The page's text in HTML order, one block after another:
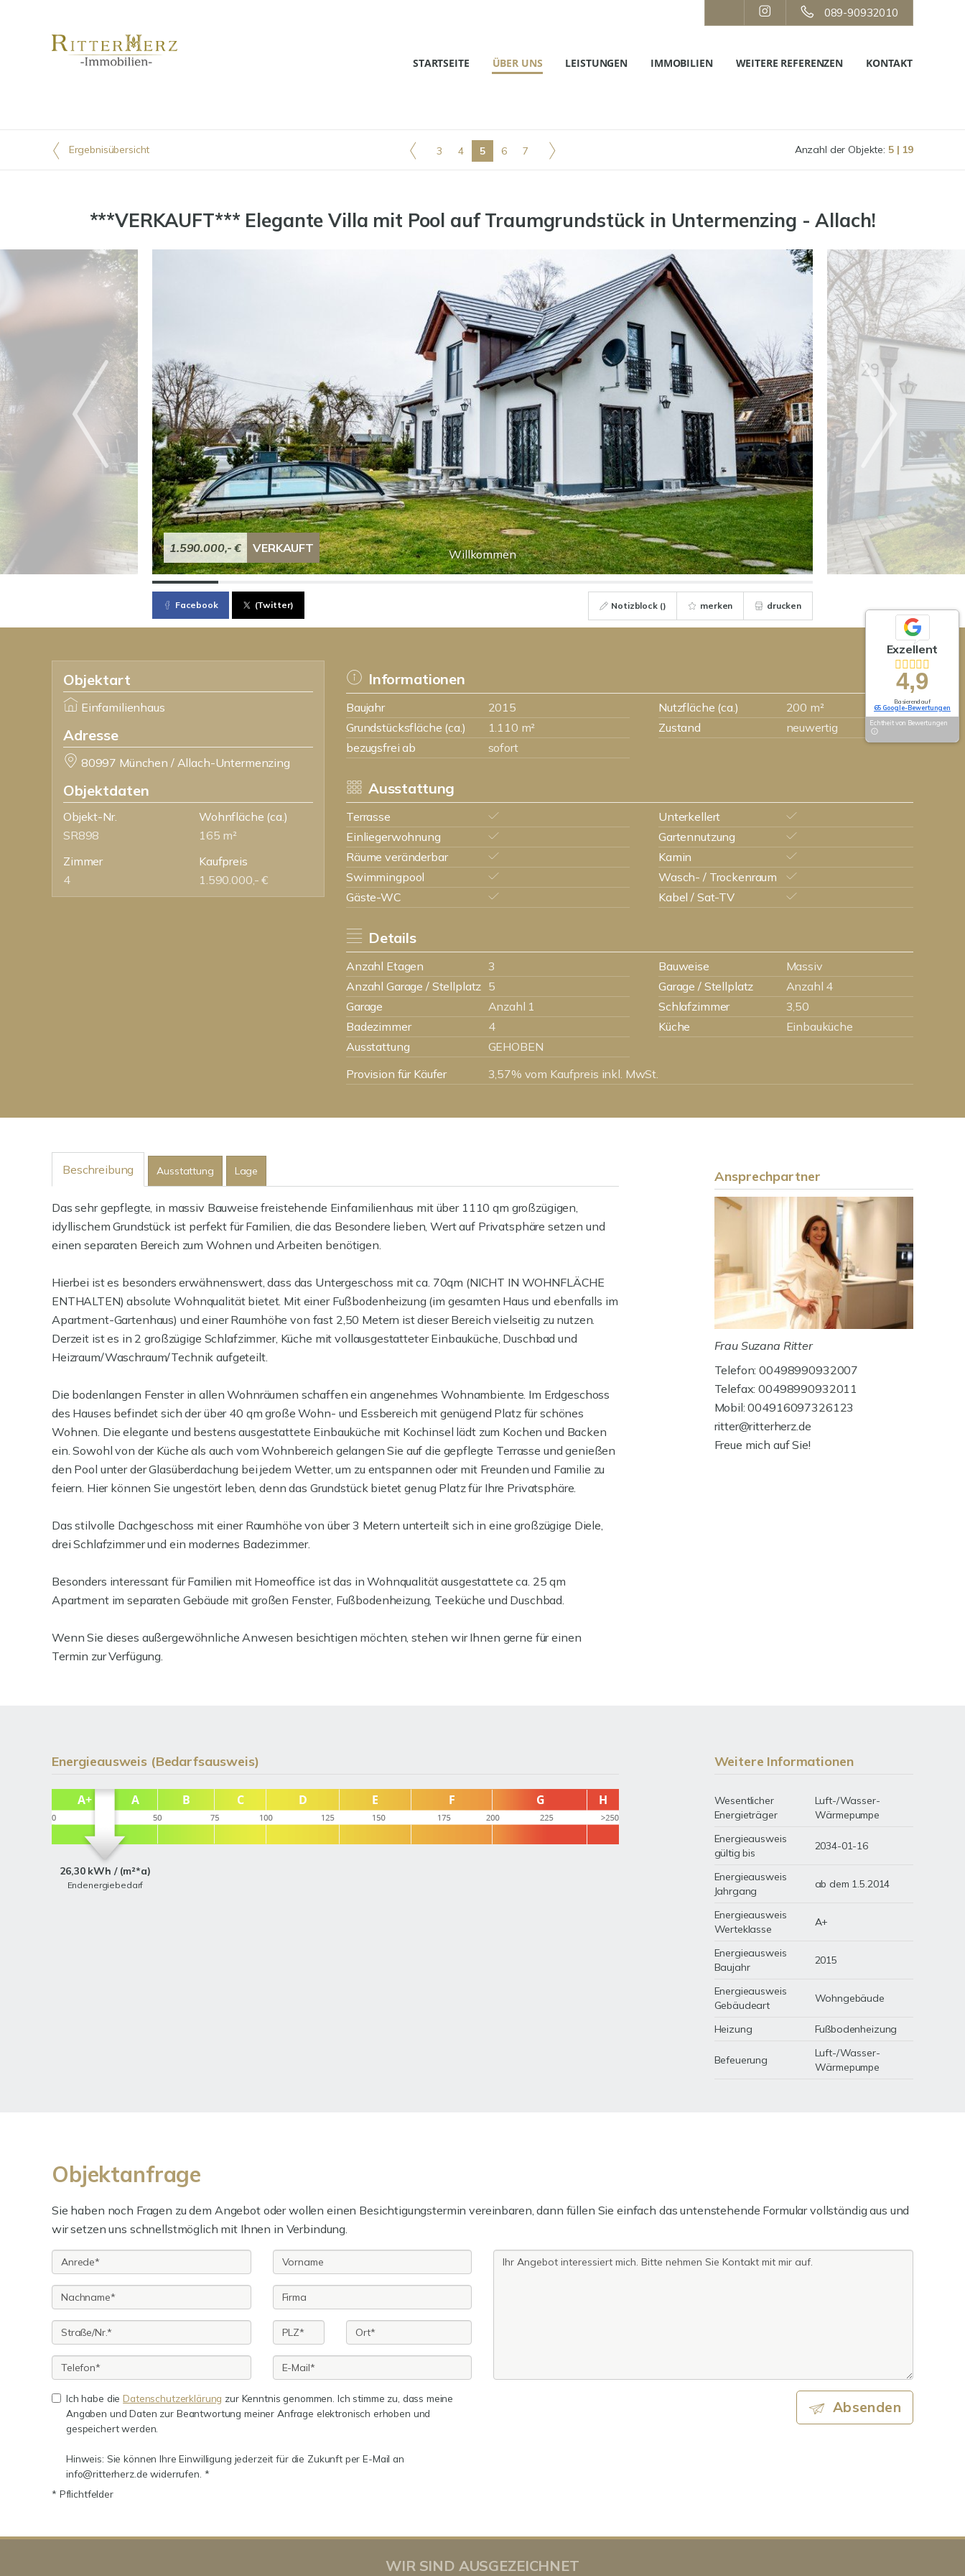
089-90932010
STARTSEITE ÜBER UNS LEISTUNGEN IMMOBILIEN WEITERE REFERENZEN KONTAKT
Ergebnisübersicht 3 4 5 6 7 Anzahl der Objekte: 5 | 19
***VERKAUFT*** Elegante Villa mit Pool auf Traumgrundstück in Untermenzing - Allach!
Willkommen
1.590.000,- € VERKAUFT
Facebook (Twitter) Notizblock () merken drucken
Objektart
Einfamilienhaus
Adresse
80997 München / Allach-Untermenzing
Objektdaten
Objekt-Nr.
SR898
Wohnfläche (ca.)
165 m²
Zimmer
4
Kaufpreis
1.590.000,- €
Informationen
Baujahr 2015 Nutzfläche (ca.)
200 m²
Grundstücksfläche (ca.)
1.110 m² Zustand
neuwertig
bezugsfrei ab
sofort
Ausstattung
Terrasse
Unterkellert
Einliegerwohnung
Gartennutzung
Räume veränderbar
Kamin
Swimmingpool
Wasch- / Trockenraum
Gäste-WC
Kabel / Sat-TV
Details
Anzahl Etagen 3 Bauweise
Massiv
Anzahl Garage / Stellplatz 5 Garage / Stellplatz
Anzahl 4
Garage
Anzahl 1 Schlafzimmer
3,50
Badezimmer
4 Küche
Einbauküche
Ausstattung
GEHOBEN
Provision für Käufer
3,57% vom Kaufpreis inkl. MwSt.
Beschreibung Ausstattung Lage
Das sehr gepflegte, in massiv Bauweise freistehende Einfamilienhaus mit über 1110 qm großzügigen,
idyllischem Grundstück ist perfekt für Familien, die das Besondere lieben, Wert auf Privatsphäre setzen und
einen separaten Bereich zum Wohnen und Arbeiten benötigen.
Hierbei ist es besonders erwähnenswert, dass das Untergeschoss mit ca. 70qm (NICHT IN WOHNFLÄCHE
ENTHALTEN) absolute Wohnqualität bietet. Mit einer Fußbodenheizung (im gesamten Haus und ebenfalls im
Apartment-Gartenhaus) und einer Raumhöhe von fast 2,50 Metern ist dieser Bereich vielseitig zu nutzen.
Derzeit ist es in 2 großzügige Schlafzimmer, Küche mit vollausgestatteter Einbauküche, Duschbad und
Heizraum/Waschraum/Technik aufgeteilt.
Die bodenlangen Fenster in allen Wohnräumen schaffen ein angenehmes Wohnambiente. Im Erdgeschoss
des Hauses befindet sich der über 40 qm große Wohn- und Essbereich mit genügend Platz für schönes
Wohnen. Die elegante und bestens ausgestattete Einbauküche mit Kochinsel lädt zum Kochen und Backen
ein. Sowohl von der Küche als auch vom Wohnbereich gelangen Sie auf die gepflegte Terrasse und genießen
den Pool unter der Glasüberdachung bei jedem Wetter, um zu entspannen oder mit Freunden und Familie zu
feiern. Hier können Sie ungestört leben, denn das Grundstück bietet genug Platz für Ihre Privatsphäre.
Das stilvolle Dachgeschoss mit einer Raumhöhe von über 3 Metern unterteilt sich in eine großzügige Diele,
drei Schlafzimmer und ein modernes Badezimmer.
Besonders interessant für Familien mit Homeoffice ist das in Wohnqualität ausgestattete ca. 25 qm
Apartment im separaten Gebäude mit großen Fenster, Fußbodenheizung, Teeküche und Duschbad.
Wenn Sie dieses außergewöhnliche Anwesen besichtigen möchten, stehen wir Ihnen gerne für einen
Termin zur Verfügung.
Ansprechpartner
Frau Suzana Ritter
Telefon: 00498990932007
Telefax: 00498990932011
Mobil: 004916097326123
ritter@ritterherz.de
Freue mich auf Sie!
Energieausweis (Bedarfsausweis)
26,30 kWh / (m²*a)
Endenergiebedarf
Weitere Informationen
Wesentlicher
Energieträger
Luft-/Wasser-
Wärmepumpe
Energieausweis
gültig bis
2034-01-16
Energieausweis
Jahrgang
ab dem 1.5.2014
Energieausweis
Werteklasse
A+
Energieausweis
Baujahr
2015
Energieausweis
Gebäudeart
Wohngebäude
Heizung Fußbodenheizung
Befeuerung
Luft-/Wasser-
Wärmepumpe
Objektanfrage
Sie haben noch Fragen zu dem Angebot oder wollen einen Besichtigungstermin vereinbaren, dann füllen Sie einfach das untenstehende Formular vollständig aus und
wir setzen uns schnellstmöglich mit Ihnen in Verbindung.
Ich habe die Datenschutzerklärung zur Kenntnis genommen. Ich stimme zu, dass meine
Angaben und Daten zur Beantwortung meiner Anfrage elektronisch erhoben und
gespeichert werden.
Hinweis: Sie können Ihre Einwilligung jederzeit für die Zukunft per E-Mail an
info@ritterherz.de widerrufen. *
* Pflichtfelder
Absenden
Exzellent
4,9
Basierend auf
65 Google-Bewertungen
Echtheit von Bewertungen
WIR SIND AUSGEZEICHNET